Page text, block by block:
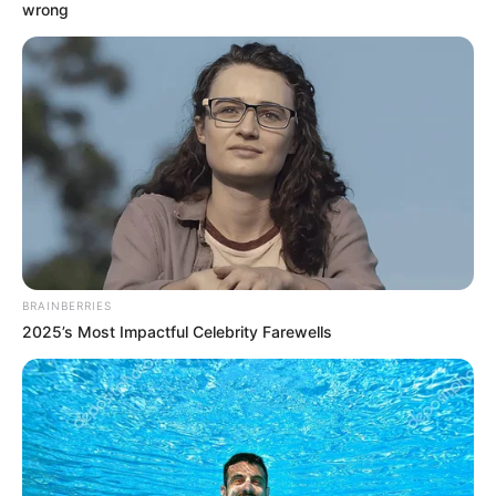
wrong
BRAINBERRIES
2025’s Most Impactful Celebrity Farewells